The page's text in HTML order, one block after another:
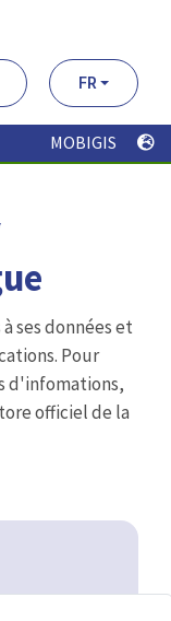
FR
MOBIGIS
ses données et
Pour
d'infomations,
officiel de la